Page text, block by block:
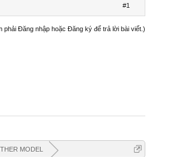
#1
phải Đăng nhập hoặc Đăng ký để trả lời bài viết.)
MODEL